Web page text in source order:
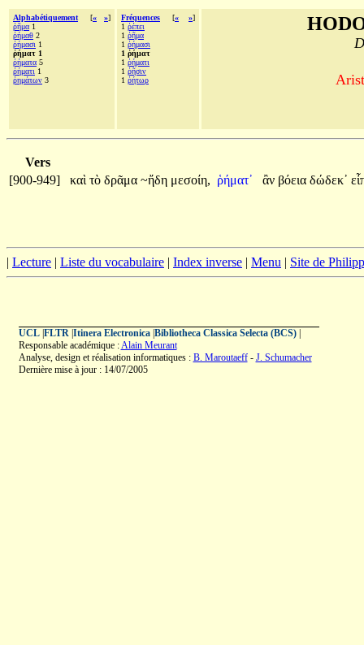
Alphabétiquement [« »]
ῥῆμα 1
ῥήμαθ 2
ῥήμασι 1
ῥήματ 1
ῥήματα 5
ῥήματι 1
ῥημάτων 3
Fréquences [« »]
1 ῥέπει
1 ῥῆμα
1 ῥήμασι
1 ῥήματ
1 ῥήματι
1 ῥῆσιν
1 ῥήτωρ
Vers
[900-949]
καὶ τὸ δρᾶμα ~ἤδη μεσοίη, ῥήματ᾽ ἂν βόεια δώδεκ᾽
| Lecture | Liste du vocabulaire | Index inverse | Menu | Site de
UCL| FLTR| Itinera Electronica| Bibliotheca Classica Selecta (BCS)|
Responsable académique :Alain Meurant
Analyse, design et réalisation informatiques : B. Maroutaeff- J. Schumacher
Dernière mise à jour : 14/07/2005